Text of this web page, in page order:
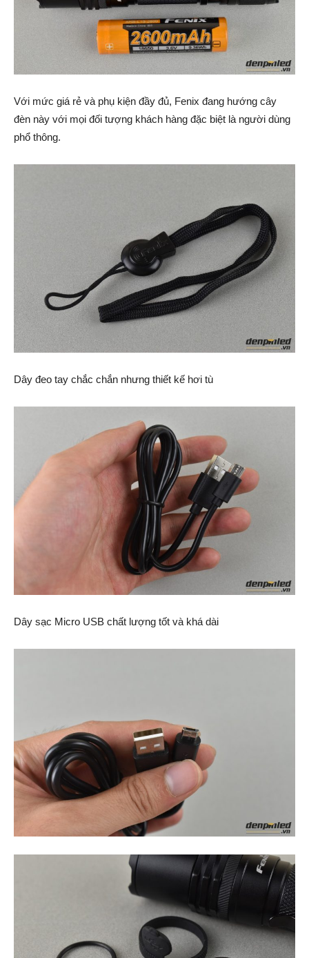
Với mức giá rẻ và phụ kiện đầy đủ, Fenix đang hướng cây
đèn này với mọi đối tượng khách hàng đặc biệt là người dùng
phổ thông.
Dây đeo tay chắc chắn nhưng thiết kế hơi tù
Dây sạc Micro USB chất lượng tốt và khá dài